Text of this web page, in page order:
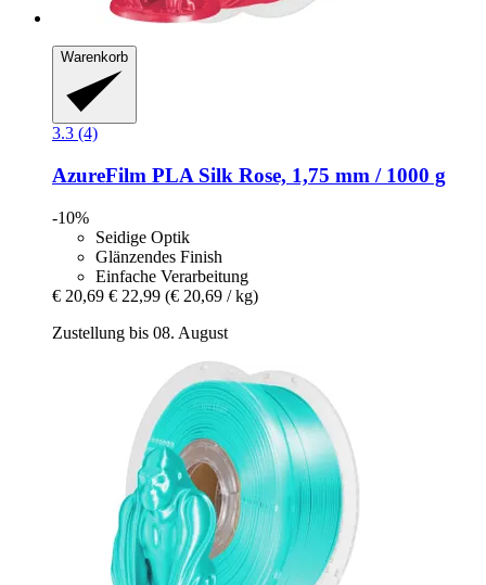
Warenkorb
3.3 (4)
AzureFilm PLA Silk Rose, 1,75 mm / 1000 g
-10%
Seidige Optik
Glänzendes Finish
Einfache Verarbeitung
€ 20,69 € 22,99 (€ 20,69 / kg)
Zustellung bis 08. August